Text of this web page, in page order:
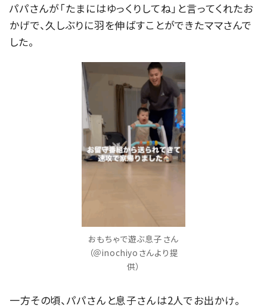
パパさんが「たまにはゆっくりしてね」と言ってくれたお
かげで、久しぶりに羽を伸ばすことができたママさんで
した。
おもちゃで遊ぶ息子さん
（＠inochiyoさんより提
供）
一方その頃、パパさんと息子さんは2人でお出かけ。